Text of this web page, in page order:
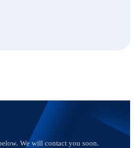
We will contact you soon.